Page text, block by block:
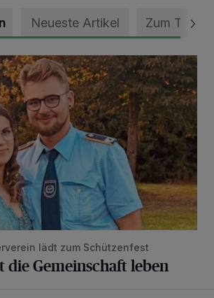
Neueste Artikel Zum Thema
leben
lädt zum Schützenfest
Gemeinschaft leben